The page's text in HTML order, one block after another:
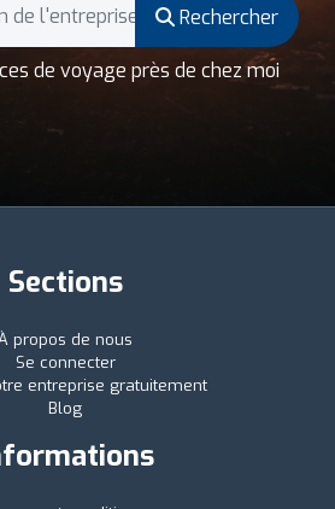
Rechercher
de voyage près de chez moi
Sections
propos de nous
Se connecter
entreprise gratuitement
Blog